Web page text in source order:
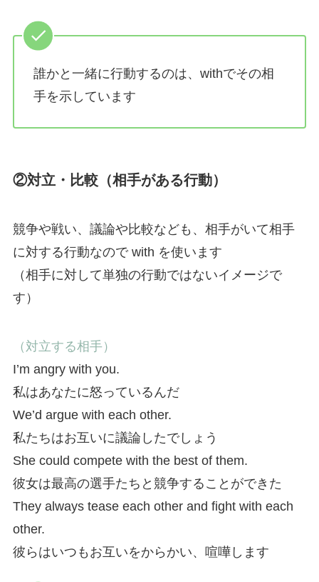
誰かと一緒に行動するのは、withでその相
手を示しています
②対立・比較（相手がある行動）
競争や戦い、議論や比較なども、相手がいて相手
に対する行動なので with を使います
（相手に対して単独の行動ではないイメージで
す）
（対立する相手）
I’m angry with you.
私はあなたに怒っているんだ
We’d argue with each other.
私たちはお互いに議論したでしょう
She could compete with the best of them.
彼女は最高の選手たちと競争することができた
They always tease each other and fight with each
other.
彼らはいつもお互いをからかい、喧嘩します